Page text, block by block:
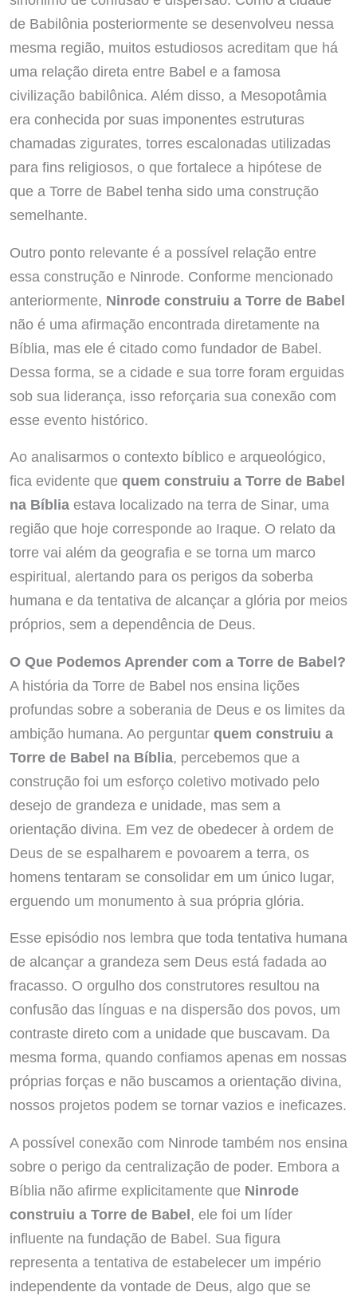
de Babilônia posteriormente se desenvolveu nessa
mesma região, muitos estudiosos acreditam que há
uma relação direta entre Babel e a famosa
civilização babilônica. Além disso, a Mesopotâmia
era conhecida por suas imponentes estruturas
chamadas zigurates, torres escalonadas utilizadas
para fins religiosos, o que fortalece a hipótese de
que a Torre de Babel tenha sido uma construção
semelhante.
Outro ponto relevante é a possível relação entre
essa construção e Ninrode. Conforme mencionado
anteriormente, Ninrode construiu a Torre de Babel
não é uma afirmação encontrada diretamente na
Bíblia, mas ele é citado como fundador de Babel.
Dessa forma, se a cidade e sua torre foram erguidas
sob sua liderança, isso reforçaria sua conexão com
esse evento histórico.
Ao analisarmos o contexto bíblico e arqueológico,
fica evidente que quem construiu a Torre de Babel
na Bíbliaestava localizado na terra de Sinar, uma
região que hoje corresponde ao Iraque. O relato da
torre vai além da geografia e se torna um marco
espiritual, alertando para os perigos da soberba
humana e da tentativa de alcançar a glória por meios
próprios, sem a dependência de Deus.
O Que Podemos Aprender com a Torre de Babel?
A história da Torre de Babel nos ensina lições
profundas sobre a soberania de Deus e os limites da
ambição humana. Ao perguntar quem construiu a
Torre de Babel na Bíblia, percebemos que a
construção foi um esforço coletivo motivado pelo
desejo de grandeza e unidade, mas sem a
orientação divina. Em vez de obedecer à ordem de
Deus de se espalharem e povoarem a terra, os
homens tentaram se consolidar em um único lugar,
erguendo um monumento à sua própria glória.
Esse episódio nos lembra que toda tentativa humana
de alcançar a grandeza sem Deus está fadada ao
fracasso. O orgulho dos construtores resultou na
confusão das línguas e na dispersão dos povos, um
contraste direto com a unidade que buscavam. Da
mesma forma, quando confiamos apenas em nossas
próprias forças e não buscamos a orientação divina,
nossos projetos podem se tornar vazios e ineficazes.
A possível conexão com Ninrode também nos ensina
sobre o perigo da centralização de poder. Embora a
Bíblia não afirme explicitamente que Ninrode
construiu a Torre de Babel, ele foi um líder
influente na fundação de Babel. Sua figura
representa a tentativa de estabelecer um império
independente da vontade de Deus, algo que se